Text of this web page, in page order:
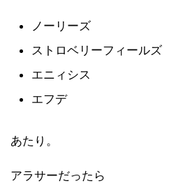
ノーリーズ
ストロベリーフィールズ
エニィシス
エフデ
あたり。
アラサーだったら